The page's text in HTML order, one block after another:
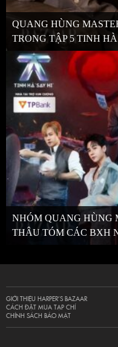
QUANG HÙNG
TRONG TẬP 5 TINH
NHÓM QUANG HÙNG
THÂU TÓM CÁC BXH
GIỚI THIỆU HARPER’S BAZAAR
CÁCH ĐẶT MUA TẠP CHÍ
CHÍNH SÁCH BẢO MẬT